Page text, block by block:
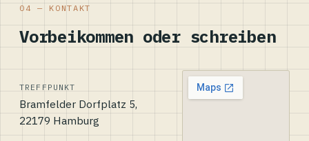
04 — KONTAKT
Vorbeikommen oder schreiben
TREFFPUNKT
Bramfelder Dorfplatz 5,
22179 Hamburg